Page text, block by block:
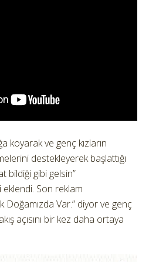
koyarak ve genç kızların
destekleyerek başlattığı
bildiği gibi gelsin”
eklendi. Son reklam
Doğamızda Var.” diyor ve genç
açısını bir kez daha ortaya